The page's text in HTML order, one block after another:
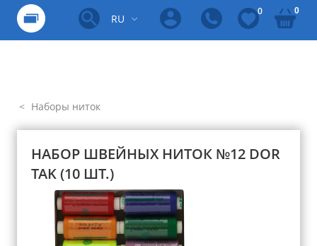
RU
0 0
Наборы ниток
НАБОР ШВЕЙНЫХ НИТОК №12 DOR
TAK (10 ШТ.)